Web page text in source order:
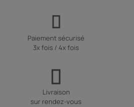
Paiement sécurisé
3x fois / 4x fois
Livraison
sur rendez-vous